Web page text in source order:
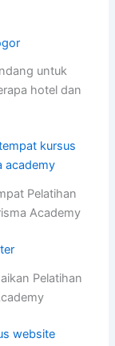
untuk
hotel dan
Pelatihan
Academy
Pelatihan